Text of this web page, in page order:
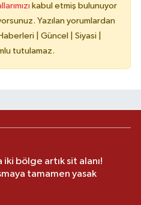
kabul etmiş bulunuyor
Yazılan yorumlardan
| Güncel | Siyasi |
tutulamaz.
iki bölge artık sit alanı!
tamamen yasak